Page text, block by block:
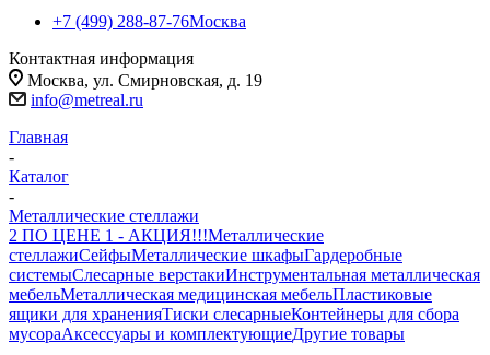
+7 (499) 288-87-76Москва
Контактная информация
Москва, ул. Смирновская, д. 19
info@metreal.ru
Главная
-
Каталог
-
Металлические стеллажи
2 ПО ЦЕНЕ 1 - АКЦИЯ!!!Металлические
стеллажиСейфыМеталлические шкафыГардеробные
системыСлесарные верстакиИнструментальная металлическая
мебельМеталлическая медицинская мебельПластиковые
ящики для храненияТиски слесарныеКонтейнеры для сбора
мусораАксессуары и комплектующиеДругие товары